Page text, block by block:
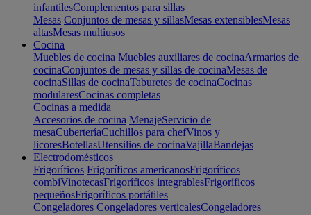
infantilesComplementos para sillas
Mesas Conjuntos de mesas y sillasMesas extensiblesMesas
altasMesas multiusos
Cocina
Muebles de cocina Muebles auxiliares de cocinaArmarios de
cocinaConjuntos de mesas y sillas de cocinaMesas de
cocinaSillas de cocinaTaburetes de cocinaCocinas
modularesCocinas completas
Cocinas a medida
Accesorios de cocina MenajeServicio de
mesaCuberteríaCuchillos para chefVinos y
licoresBotellasUtensilios de cocinaVajillaBandejas
Electrodomésticos
Frigoríficos Frigoríficos americanosFrigoríficos
combiVinotecasFrigoríficos integrablesFrigoríficos
pequeñosFrigoríficos portátiles
Congeladores Congeladores verticalesCongeladores